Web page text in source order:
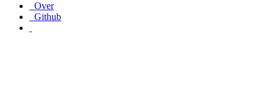
Over
Github